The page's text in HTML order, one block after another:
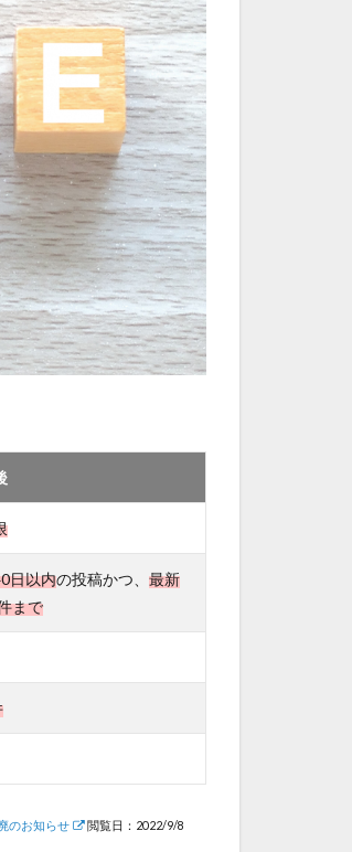
日以内の投稿かつ、 最新
まで
のお知らせ 閲覧日：2022/9/8